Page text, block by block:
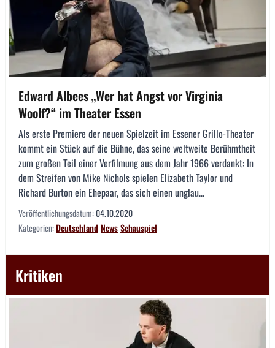
Edward Albees „Wer hat Angst vor Virginia
Woolf?“ im Theater Essen
Als erste Premiere der neuen Spielzeit im Essener Grillo-Theater
kommt ein Stück auf die Bühne, das seine weltweite Berühmtheit
zum großen Teil einer Verfilmung aus dem Jahr 1966 verdankt: In
dem Streifen von Mike Nichols spielen Elizabeth Taylor und
Richard Burton ein Ehepaar, das sich einen unglau...
Veröffentlichungsdatum:04.10.2020
Kategorien:DeutschlandNewsSchauspiel
Kritiken